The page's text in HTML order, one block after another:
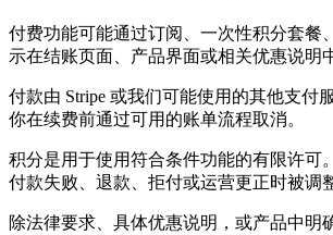
付费功能可能通过订阅、一次性积分套餐
示在结账页面、产品界面或相关优惠说明
付款由 Stripe 或我们可能使用的其他支
你在续费前通过可用的账单流程取消。
积分是用于使用符合条件功能的有限许可
付款失败、退款、拒付或运营更正时被调
除法律要求、具体优惠说明，或产品中